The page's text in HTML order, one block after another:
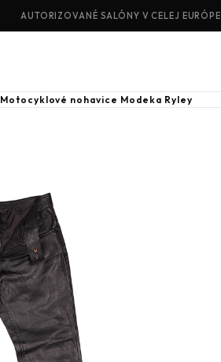
AUTORIZOVANÉ SALÓNY V CELEJ EURÓPE
Motocyklové nohavice Modeka Ryley